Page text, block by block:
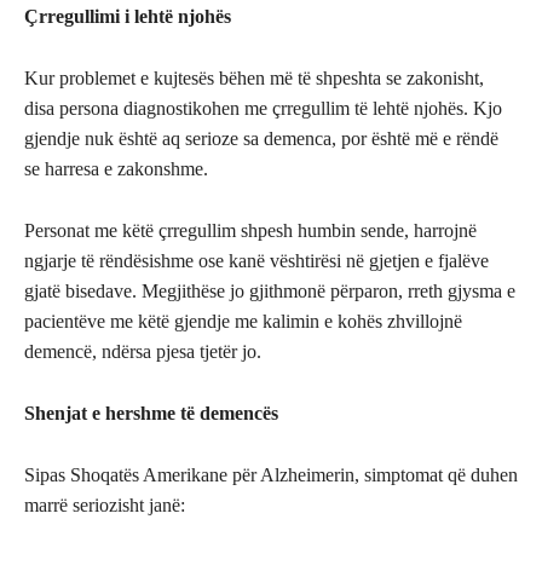
Çrregullimi i lehtë njohës
Kur problemet e kujtesës bëhen më të shpeshta se zakonisht,
disa persona diagnostikohen me çrregullim të lehtë njohës. Kjo
gjendje nuk është aq serioze sa demenca, por është më e rëndë
se harresa e zakonshme.
Personat me këtë çrregullim shpesh humbin sende, harrojnë
ngjarje të rëndësishme ose kanë vështirësi në gjetjen e fjalëve
gjatë bisedave. Megjithëse jo gjithmonë përparon, rreth gjysma e
pacientëve me këtë gjendje me kalimin e kohës zhvillojnë
demencë, ndërsa pjesa tjetër jo.
Shenjat e hershme të demencës
Sipas Shoqatës Amerikane për Alzheimerin, simptomat që duhen
marrë seriozisht janë: